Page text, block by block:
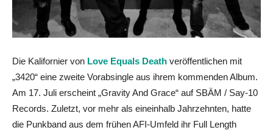
Die Kalifornier von Love Equals Death veröffentlichen mit
„3420“ eine zweite Vorabsingle aus ihrem kommenden Album.
Am 17. Juli erscheint „Gravity And Grace“ auf SBÄM / Say-10
Records. Zuletzt, vor mehr als eineinhalb Jahrzehnten, hatte
die Punkband aus dem frühen AFI-Umfeld ihr Full Length